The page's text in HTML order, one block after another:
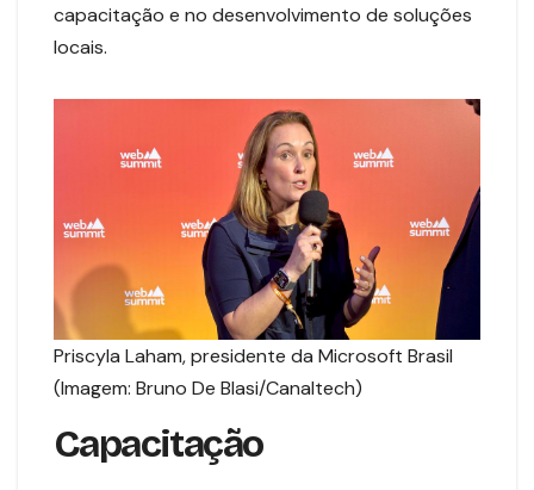
capacitação e no desenvolvimento de soluções
locais.
Priscyla Laham, presidente da Microsoft Brasil
(Imagem: Bruno De Blasi/Canaltech)
Capacitação